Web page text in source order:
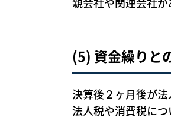
(5) 資金繰りと
決算後２ヶ月後が
法人税や消費税に